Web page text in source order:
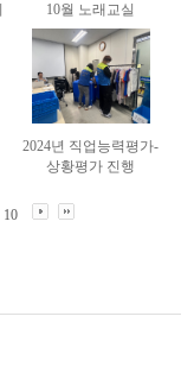
10월 노래교실
2024년 직업능력평가-
상황평가 진행
10